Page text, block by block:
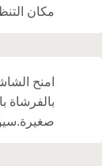
مكان
امنح
بالفرشاة
صغيرة.